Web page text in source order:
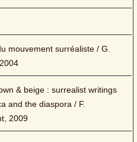
mouvement surréaliste / G.
& beige : surrealist writings
and the diaspora / F.
2009